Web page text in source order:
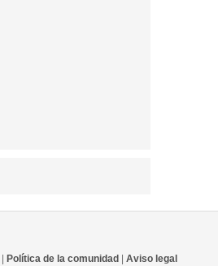
Política de la comunidad Aviso legal